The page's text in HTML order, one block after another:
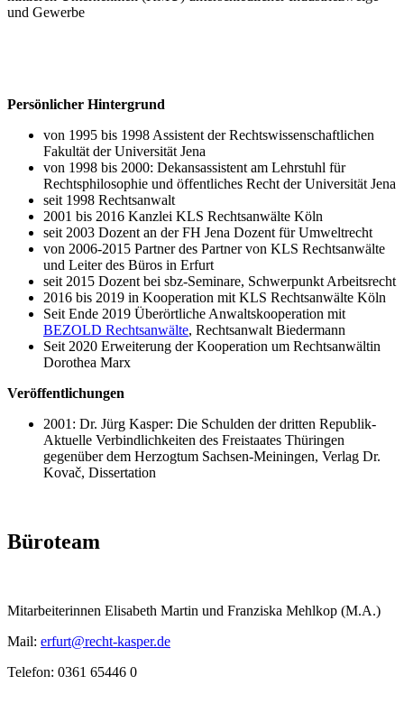
und Gewerbe
Persönlicher Hintergrund
von 1995 bis 1998 Assistent der Rechtswissenschaftlichen
Fakultät der Universität Jena
von 1998 bis 2000: Dekansassistent am Lehrstuhl für
Rechtsphilosophie und öffentliches Recht der Universität Jena
seit 1998 Rechtsanwalt
2001 bis 2016 Kanzlei KLS Rechtsanwälte Köln
seit 2003 Dozent an der FH Jena Dozent für Umweltrecht
von 2006-2015 Partner des Partner von KLS Rechtsanwälte
und Leiter des Büros in Erfurt
seit 2015 Dozent bei sbz-Seminare, Schwerpunkt Arbeitsrecht
2016 bis 2019 in Kooperation mit KLS Rechtsanwälte Köln
Seit Ende 2019 Überörtliche Anwaltskooperation mit
BEZOLD Rechtsanwälte, Rechtsanwalt Biedermann
Seit 2020 Erweiterung der Kooperation um Rechtsanwältin
Dorothea Marx
Veröffentlichungen
2001: Dr. Jürg Kasper: Die Schulden der dritten Republik-
Aktuelle Verbindlichkeiten des Freistaates Thüringen
gegenüber dem Herzogtum Sachsen-Meiningen, Verlag Dr.
Kovač, Dissertation
Büroteam
Mitarbeiterinnen Elisabeth Martin und Franziska Mehlkop (M.A.)
Mail: erfurt@recht-kasper.de
Telefon: 0361 65446 0